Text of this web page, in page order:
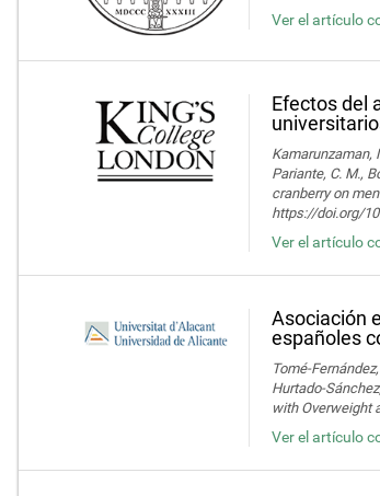
Ver el artículo
Efectos del
Kamarunzaman,
Pariante, C. M.,
cranberry on
https://doi.org/
Ver el artículo
Asociación
españoles
Tomé-
Hurtado-
with Overweight
Ver el artículo